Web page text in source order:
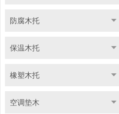
防腐木托
保温木托
橡塑木托
空调垫木